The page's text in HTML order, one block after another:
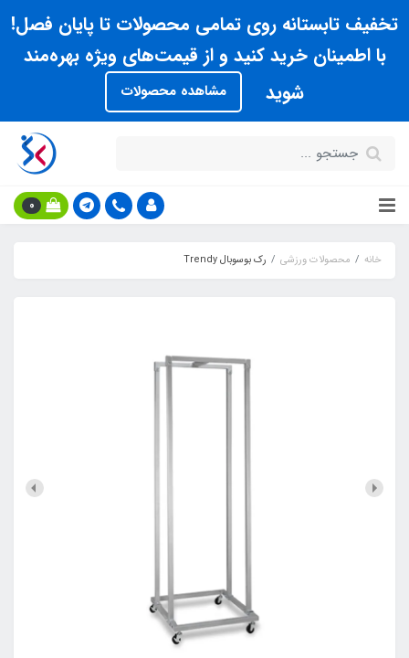
تخفیف تابستانه روی تمامی محصولات تا پایان فصل!
با اطمینان خرید کنید و از قیمت‌های ویژه بهره‌مند
شوید
مشاهده محصولات
0
خانه محصولات ورزشی رک بوسوبال Trendy